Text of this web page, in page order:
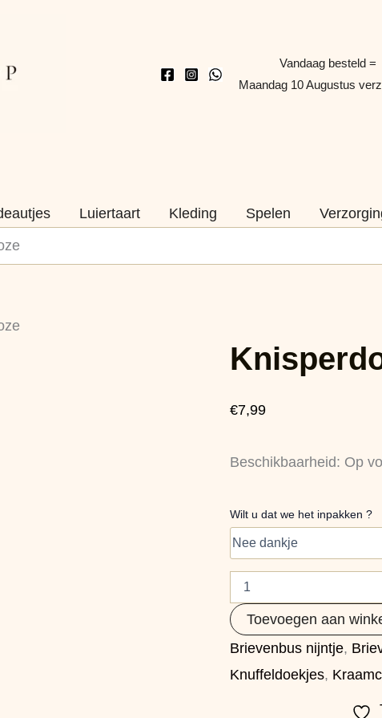
Vandaag besteld =
Maandag 10 Augustus
Luiertaart Kleding Spelen
€7,99
Beschikbaarheid: Op
Wilt u dat we het inpakken ?
Roze
aantal
Toevoegen aan
Brievenbus nijntje,
Knuffeldoekjes,